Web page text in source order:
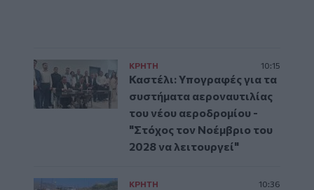
ΚΡΗΤΗ 10:15
Καστέλι: Υπογραφές για τα
συστήματα αεροναυτιλίας
του νέου αεροδρομίου -
"Στόχος τον Νοέμβριο του
2028 να λειτουργεί"
ΚΡΗΤΗ 10:36